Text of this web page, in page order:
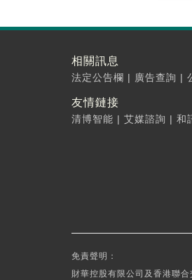
相關訊息
法定公告欄 | 廣告查詢 |
友情鏈接
清博智能 | 艾媒諮詢 | 和
免責聲明：
財華控股有限公司及香港聯